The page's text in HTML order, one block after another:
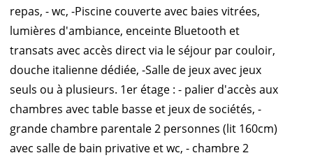
repas, - wc, -Piscine couverte avec baies vitrées,
lumières d'ambiance, enceinte Bluetooth et
transats avec accès direct via le séjour par couloir,
douche italienne dédiée, -Salle de jeux avec jeux
seuls ou à plusieurs. 1er étage : - palier d'accès aux
chambres avec table basse et jeux de sociétés, -
grande chambre parentale 2 personnes (lit 160cm)
avec salle de bain privative et wc, - chambre 2